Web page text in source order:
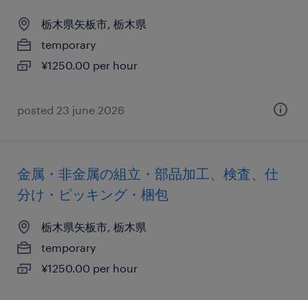
栃木県矢板市, 栃木県
temporary
¥1250.00 per hour
posted 23 june 2026
金属・非金属の組立・部品加工、検査、仕
分け・ピッキング・梱包
栃木県矢板市, 栃木県
temporary
¥1250.00 per hour